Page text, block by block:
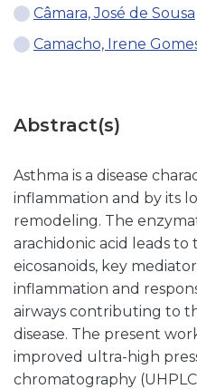
Câmara, José de Sousa
Camacho, Irene
Abstract(s)
Asthma is a disease
inflammation and by its
remodeling. The
arachidonic acid leads
eicosanoids, key
inflammation and
airways contributing to
disease. The present
improved ultra-high
chromatography